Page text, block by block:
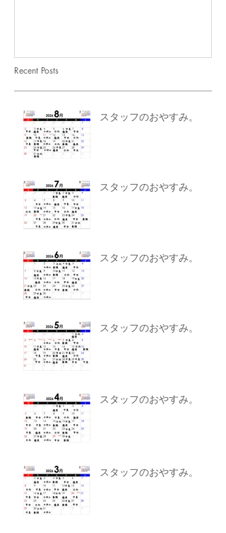
Recent Posts
スタッフのおやすみ。
スタッフのおやすみ。
スタッフのおやすみ。
スタッフのおやすみ。
スタッフのおやすみ。
スタッフのおやすみ。